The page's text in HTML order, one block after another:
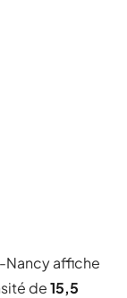
Nancy affiche
de15,5